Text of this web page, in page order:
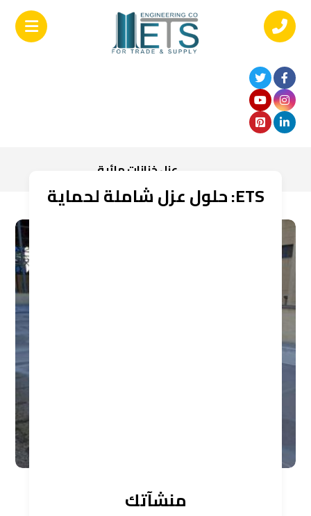
عزل خزانات مائية
ETS: حلول عزل شاملة لحماية
منشآتك